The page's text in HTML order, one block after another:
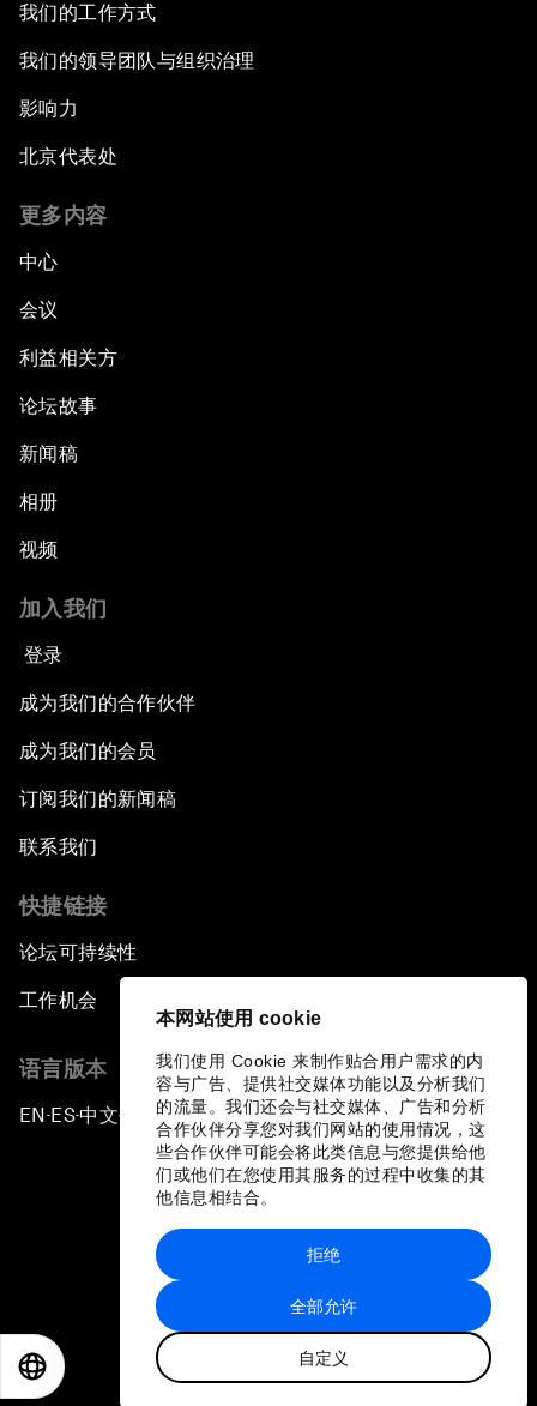
本网站使用 cookie
我们使用 Cookie 来制作贴合用户需求的内
容与广告、提供社交媒体功能以及分析我们
的流量。我们还会与社交媒体、广告和分析
合作伙伴分享您对我们网站的使用情况，这
些合作伙伴可能会将此类信息与您提供给他
们或他们在您使用其服务的过程中收集的其
他信息相结合。
全部允许
自定义
拒绝
The Future of the Internet Economy
Welcome to the Annual Meeting of the New
Champions 2014
Opening Plenary with Premier Li Keqiang
The New Climate Context
Dot.com Again?
through Innovation
An Insight, An Idea with Kaushik Basu
The Health Advantage
Forum Debate: Financial Fault Lines
Global Science Outlook
China: The Next Innovation Nation
Forum Debate: Chrome-Collar Jobs
The Gender Advantage
Special Performance: Pushing the Limits
Closing Remarks
我们的工作方式
我们的领导团队与组织治理
影响力
北京代表处
更多内容
中心
会议
利益相关方
论坛故事
新闻稿
相册
视频
加入我们
登录
成为我们的合作伙伴
成为我们的会员
订阅我们的新闻稿
联系我们
快捷链接
论坛可持续性
工作机会
语言版本
EN ▪ES▪中文▪ 日本語
站点地图
世界经济论坛